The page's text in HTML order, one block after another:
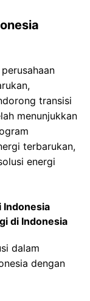
transisi
menunjukkan
terbarukan,
energi
Indonesia
di Indonesia
dalam
dengan